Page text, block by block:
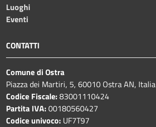
Luoghi
Eventi
CONTATTI
Comune di Ostra
Piazza dei Martiri, 5, 60010 Ostra AN, Italia
Codice Fiscale:83001110424
Partita IVA:00180560427
Codice univoco: UF7T97